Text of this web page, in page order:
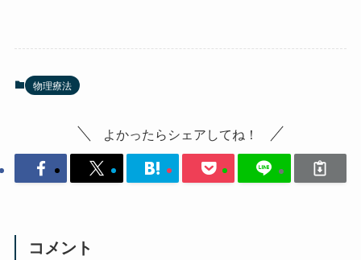
物理療法
よかったらシェアしてね！
コメント